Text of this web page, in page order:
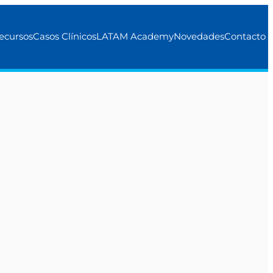
Casos ClínicosLATAM AcademyNovedadesContacto